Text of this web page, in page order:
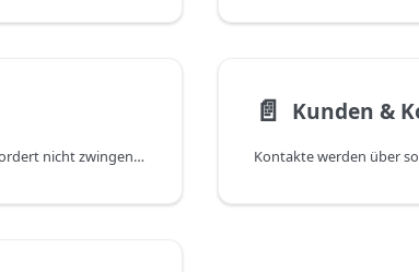
DYCE IT-Business Toolkit erfordert nicht zwingend eine spezielle Einrichtung. Allerdings sind Einrichtung für die Themen Margenkalkulation und der Import von Kalkulationen möglich. Diese werden in den jeweiligen Abschnitten in diesem Kapitel erläutert.
📄️ Kunden &